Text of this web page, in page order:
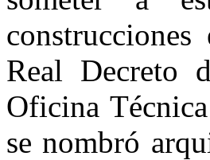
Real Decreto
Oficina
se nombró